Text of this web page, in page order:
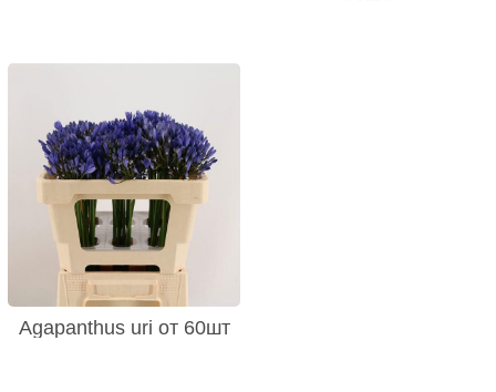
Agapanthus uri от 60шт